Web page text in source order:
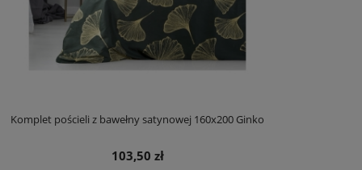
Komplet pościeli z bawełny satynowej 160x200 Ginko
103,50 zł